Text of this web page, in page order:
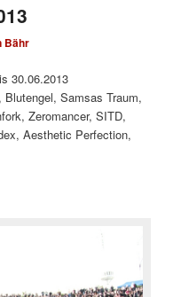
Bähr
30.06.2013
Samsas Traum,
Zeromancer, SITD,
Aesthetic Perfection,